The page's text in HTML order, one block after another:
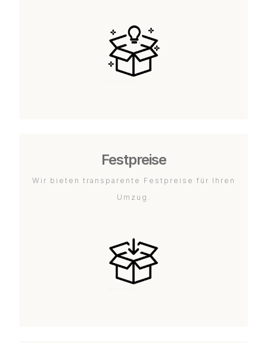
Festpreise
Wir bieten transparente Festpreise für Ihren
Umzug.